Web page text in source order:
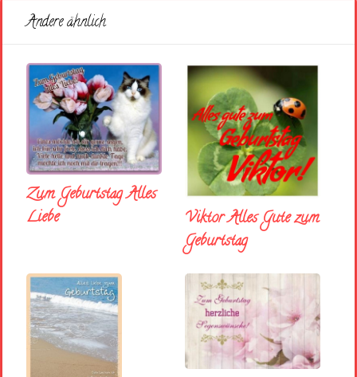
Andere ähnlich
Zum Geburtstag Alles
Liebe
Viktor Alles Gute zum
Geburtstag